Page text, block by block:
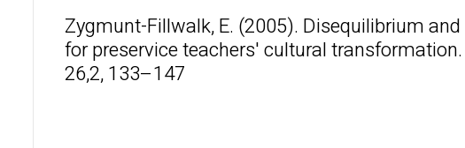
Zygmunt-Fillwalk, E. (2005). Disequilibrium
for preservice teachers' cultural transformation.
26,2, 133–147